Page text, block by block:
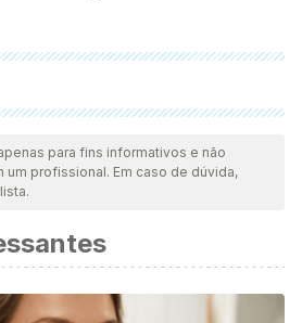
foram minuciosamente revisadas por
sua qualidade, confiabilidade,
bibliografia deste artigo foi
Wanderley Barbosa, T. R., &
R. (2014). Comparación entre
para fins informativos e não
um profissional. Em caso de dúvida,